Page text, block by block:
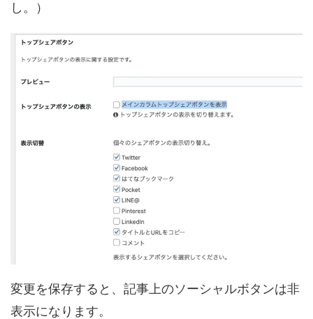
し。）
変更を保存すると、記事上のソーシャルボタンは非
表示になります。